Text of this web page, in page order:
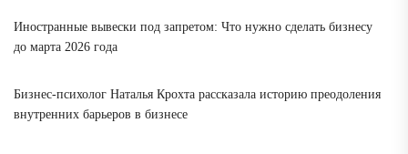
Иностранные вывески под запретом: Что нужно сделать бизнесу
до марта 2026 года
Бизнес-психолог Наталья Крохта рассказала историю преодоления
внутренних барьеров в бизнесе